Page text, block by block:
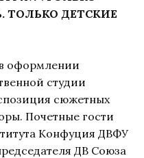
ТОЛЬКО ДЕТСКИЕ
оформлении
студии
сюжетных
Почетные гости
Конфуция ДВФУ
ДВ Союза